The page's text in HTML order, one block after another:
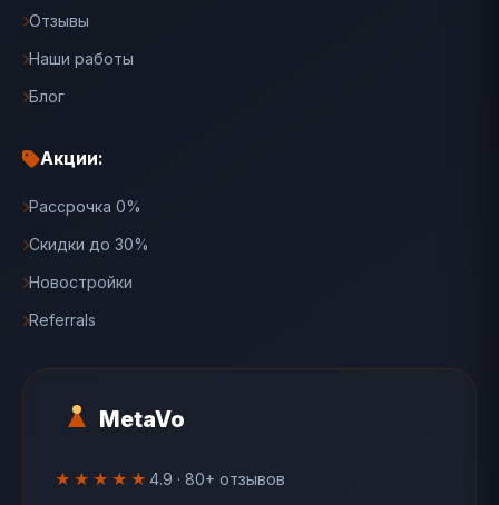
MetaVo
★★★★★ 4.9 · 80+ отзывов
Отзывы
Наши работы
Блог
Акции:
Рассрочка 0%
Скидки до 30%
Новостройки
Referrals